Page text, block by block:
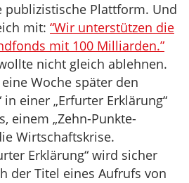
publizistische Plattform. Und
mit: “Wir unterstützen die
mit 100 Milliarden.”
nicht gleich ablehnen.
Woche später den
einer „Erfurter Erklärung“
einem „Zehn-Punkte-
Wirtschaftskrise.
Erklärung“ wird sicher
der Titel eines Aufrufs von